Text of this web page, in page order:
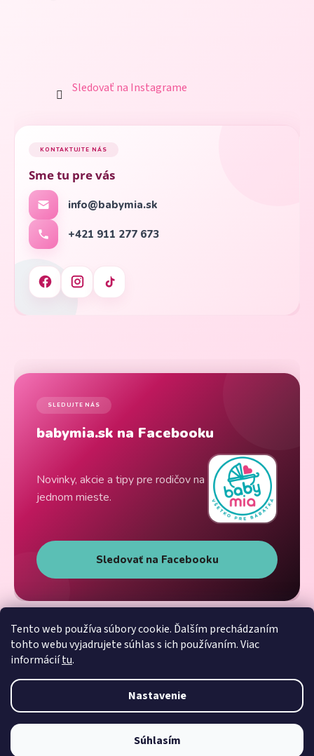
Tento web používa súbory cookie. Ďalším prechádzaním
tohto webu vyjadrujete súhlas s ich používaním. Viac
informáciítu.
Nastavenie
Súhlasím
Sledovať na Instagrame
KONTAKTUJTE NÁS
Sme tu pre vás
info@babymia.sk
+421 911 277 673
SLEDUJTE NÁS
babymia.sk na Facebooku
Novinky, akcie a tipy pre rodičov na
jednom mieste.
Sledovať na Facebooku
Vytvoril Shoptet